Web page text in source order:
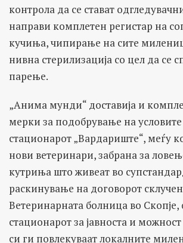
контрола да се стават
направи комплетен регистар на
кучиња, чипирање на сите
нивна стерилизација со цел да се
парење.
„Анима мунди“ доставија и
мерки за подобрување на
стационарот „Вардариште“, меѓу
нови ветеринари, забрана за
кутриња што живеат во
раскинување на договорот
Ветеринарната болница во
стационарот за јавноста и
си ги повлекуваат локалните